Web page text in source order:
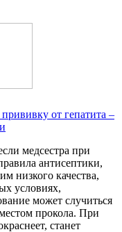
от гепатита –
медсестра при
антисептики,
низкого качества,
условиях,
может случиться
прокола. При
станет